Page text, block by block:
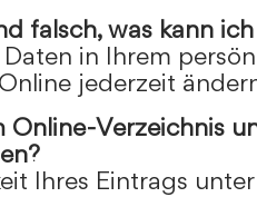
falsch, was kann
in Ihrem
jederzeit
Online-Verzeichnis
Ihres Eintrags